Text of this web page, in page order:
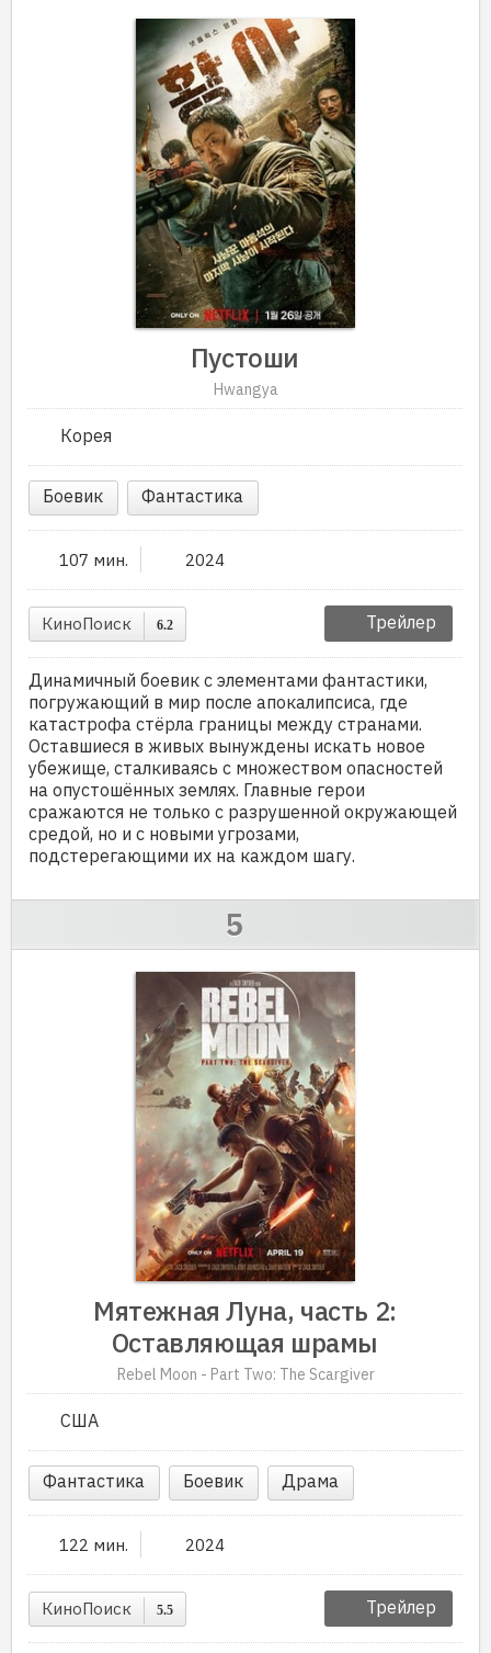
Пустоши
Hwangya
Корея
Боевик Фантастика
107 мин. 2024
КиноПоиск 6.2 Трейлер
Динамичный боевик с элементами фантастики,
погружающий в мир после апокалипсиса, где
катастрофа стёрла границы между странами.
Оставшиеся в живых вынуждены искать новое
убежище, сталкиваясь с множеством опасностей
на опустошённых землях. Главные герои
сражаются не только с разрушенной окружающей
средой, но и с новыми угрозами,
подстерегающими их на каждом шагу.
Мятежная Луна, часть 2:
Оставляющая шрамы
Rebel Moon - Part Two: The Scargiver
США
Фантастика Боевик Драма
122 мин. 2024
КиноПоиск 5.5 Трейлер